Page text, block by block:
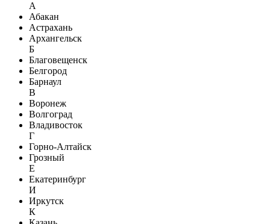
А
Абакан
Астрахань
Архангельск
Б
Благовещенск
Белгород
Барнаул
В
Воронеж
Волгоград
Владивосток
Г
Горно-Алтайск
Грозный
Е
Екатеринбург
И
Иркутск
К